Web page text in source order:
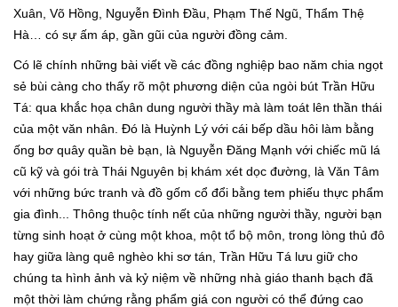
Xuân, Võ Hồng, Nguyễn Đình Đầu, Phạm Thế Ngũ, Thẩm Thệ
Hà… có sự ấm áp, gần gũi của người đồng cảm.
Có lẽ chính những bài viết về các đồng nghiệp bao năm chia ngọt
sẻ bùi càng cho thấy rõ một phương diện của ngòi bút Trần Hữu
Tá: qua khắc họa chân dung người thầy mà làm toát lên thần thái
của một văn nhân. Đó là Huỳnh Lý với cái bếp dầu hôi làm bằng
ống bơ quây quần bè bạn, là Nguyễn Đăng Mạnh với chiếc mũ lá
cũ kỹ và gói trà Thái Nguyên bị khám xét dọc đường, là Văn Tâm
với những bức tranh và đồ gốm cổ đổi bằng tem phiếu thực phẩm
gia đình... Thông thuộc tính nết của những người thầy, người bạn
từng sinh hoạt ở cùng một khoa, một tổ bộ môn, trong lòng thủ đô
hay giữa làng quê nghèo khi sơ tán, Trần Hữu Tá lưu giữ cho
chúng ta hình ảnh và kỷ niệm về những nhà giáo thanh bạch đã
một thời làm chứng rằng phẩm giá con người có thể đứng cao